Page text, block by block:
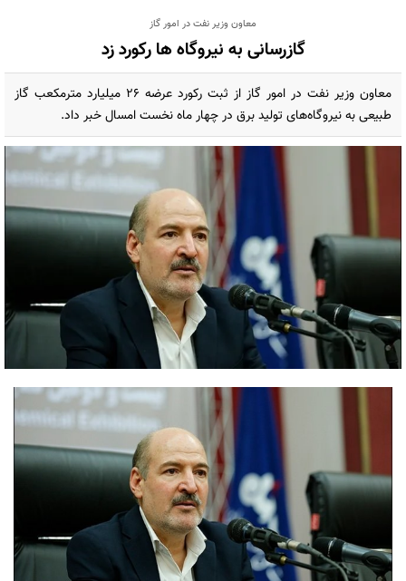
معاون وزیر نفت در امور گاز
گازرسانی به نیروگاه ها رکورد زد
معاون وزیر نفت در امور گاز از ثبت رکورد عرضه ۲۶ میلیارد مترمکعب گاز
طبیعی به نیروگاه‌های تولید برق در چهار ماه نخست امسال خبر داد.